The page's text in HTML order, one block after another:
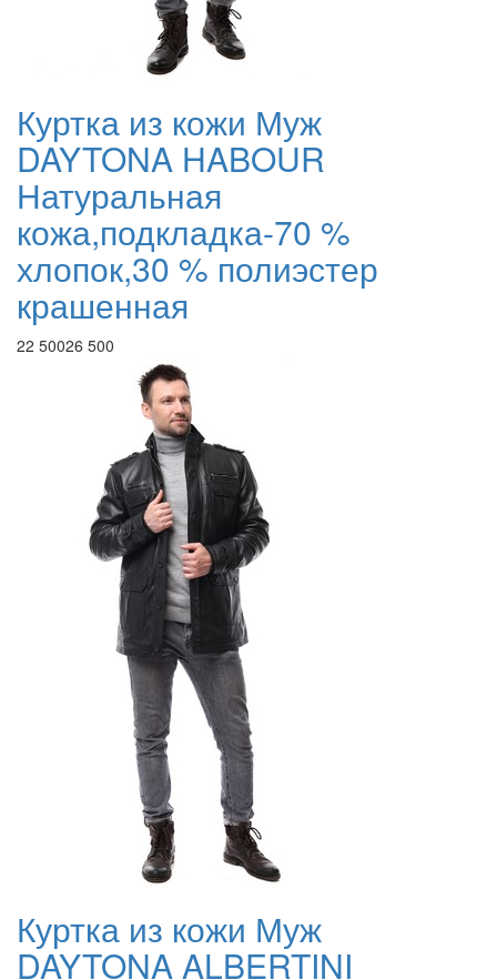
Куртка из кожи Муж
DAYTONA HABOUR
Натуральная
кожа,подкладка-70 %
хлопок,30 % полиэстер
крашенная
22 50026 500
Куртка из кожи Муж
DAYTONA ALBERTINI